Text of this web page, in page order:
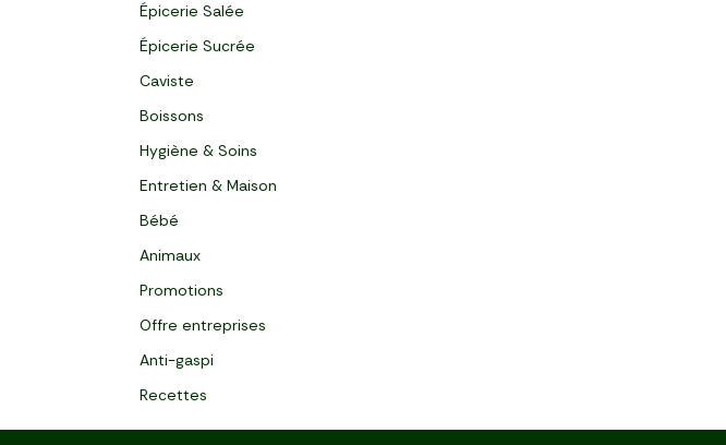
Épicerie Salée
Épicerie Sucrée
Caviste
Boissons
Hygiène & Soins
Entretien & Maison
Bébé
Animaux
Promotions
Offre entreprises
Anti-gaspi
Recettes